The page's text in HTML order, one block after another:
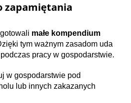
zapamiętania
małe kompendium
tym ważnym zasadom uda
pracy w gospodarstwie.
w gospodarstwie pod
lub innych zakazanych